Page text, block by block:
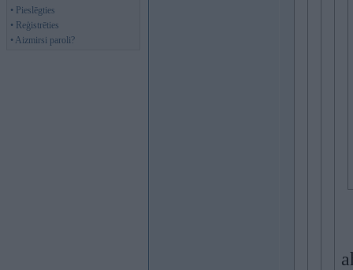
• Pieslēgties
• Reģistrēties
• Aizmirsi paroli?